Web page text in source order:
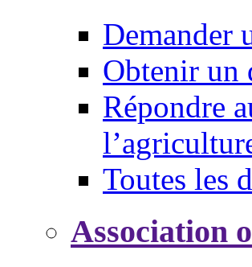
Demander
Obtenir un
Répondre
Toutes les
Association